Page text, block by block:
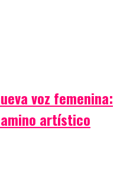
voz femenina:
artístico